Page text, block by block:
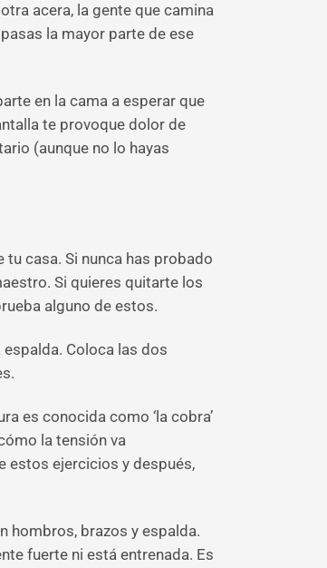
acera, la gente que camina
la mayor parte de ese
en la cama a esperar que
te provoque dolor de
(aunque no lo hayas
casa. Si nunca has probado
Si quieres quitarte los
alguno de estos.
espalda. Coloca las dos
es conocida como ‘la cobra’
la tensión va
estos ejercicios y después,
hombros, brazos y espalda.
fuerte ni está entrenada. Es